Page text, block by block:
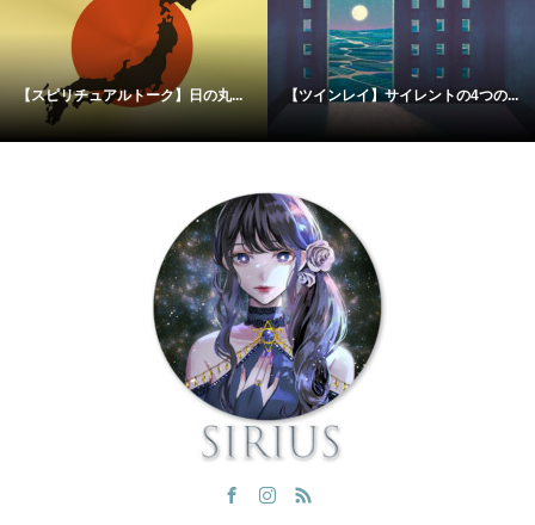
【スピリチュアルトーク】日の丸... 【ツインレイ】サイレントの4つの...